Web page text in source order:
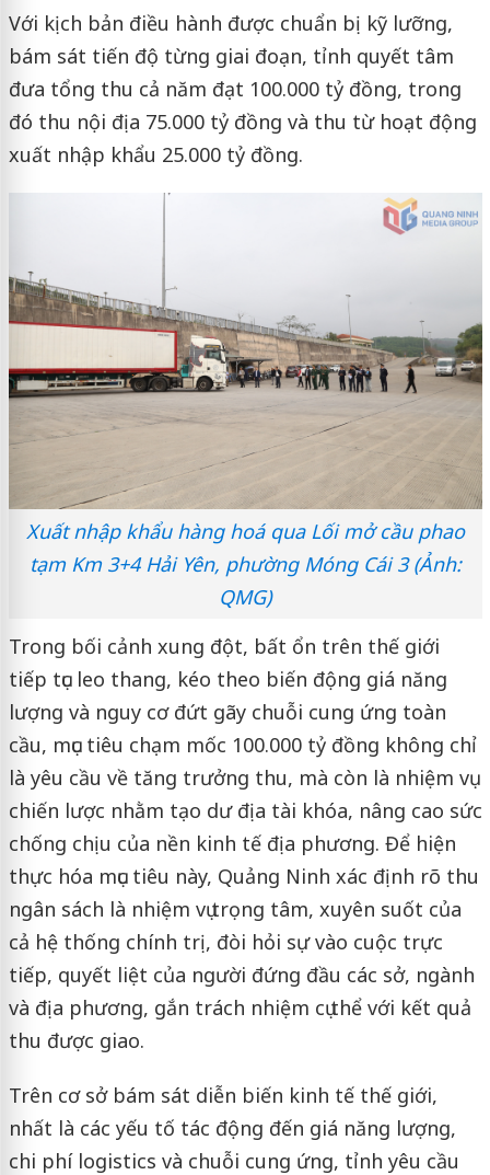
Với kịch bản điều hành được chuẩn bị kỹ lưỡng,
bám sát tiến độ từng giai đoạn, tỉnh quyết tâm
đưa tổng thu cả năm đạt 100.000 tỷ đồng, trong
đó thu nội địa 75.000 tỷ đồng và thu từ hoạt động
xuất nhập khẩu 25.000 tỷ đồng.
Xuất nhập khẩu hàng hoá qua Lối mở cầu phao
tạm Km 3+4 Hải Yên, phường Móng Cái 3 (Ảnh:
QMG)
Trong bối cảnh xung đột, bất ổn trên thế giới
tiếp tục leo thang, kéo theo biến động giá năng
lượng và nguy cơ đứt gãy chuỗi cung ứng toàn
cầu, mục tiêu chạm mốc 100.000 tỷ đồng không chỉ
là yêu cầu về tăng trưởng thu, mà còn là nhiệm vụ
chiến lược nhằm tạo dư địa tài khóa, nâng cao sức
chống chịu của nền kinh tế địa phương. Để hiện
thực hóa mục tiêu này, Quảng Ninh xác định rõ thu
ngân sách là nhiệm vụ trọng tâm, xuyên suốt của
cả hệ thống chính trị, đòi hỏi sự vào cuộc trực
tiếp, quyết liệt của người đứng đầu các sở, ngành
và địa phương, gắn trách nhiệm cụ thể với kết quả
thu được giao.
Trên cơ sở bám sát diễn biến kinh tế thế giới,
nhất là các yếu tố tác động đến giá năng lượng,
chi phí logistics và chuỗi cung ứng, tỉnh yêu cầu